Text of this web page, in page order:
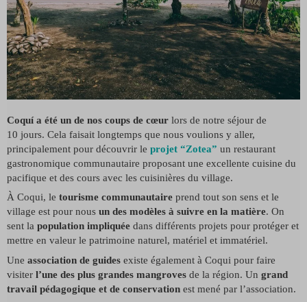
Coquí a été un de nos coups de cœur lors de notre séjour de
10 jours. Cela faisait longtemps que nous voulions y aller,
principalement pour découvrir le projet “Zotea” un restaurant
gastronomique communautaire proposant une excellente cuisine du
pacifique et des cours avec les cuisinières du village.
À Coqui, le tourisme communautaire prend tout son sens et le
village est pour nous un des modèles à suivre en la matière. On
sent la population impliquée dans différents projets pour protéger et
mettre en valeur le patrimoine naturel, matériel et immatériel.
Une association de guides existe également à Coqui pour faire
visiter l’une des plus grandes mangroves de la région. Un grand
travail pédagogique et de conservation est mené par l’association.